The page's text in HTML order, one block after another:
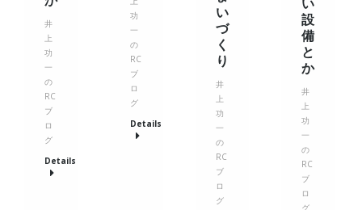
井
上
功
一
の
RC
ブ
ロ
グ
Details
功
一
の
RC
ブ
ロ
グ
Details
い
づ
く
り
井
上
功
一
の
RC
ブ
ロ
グ
設
備
と
か
井
上
功
一
の
RC
ブ
ロ
グ